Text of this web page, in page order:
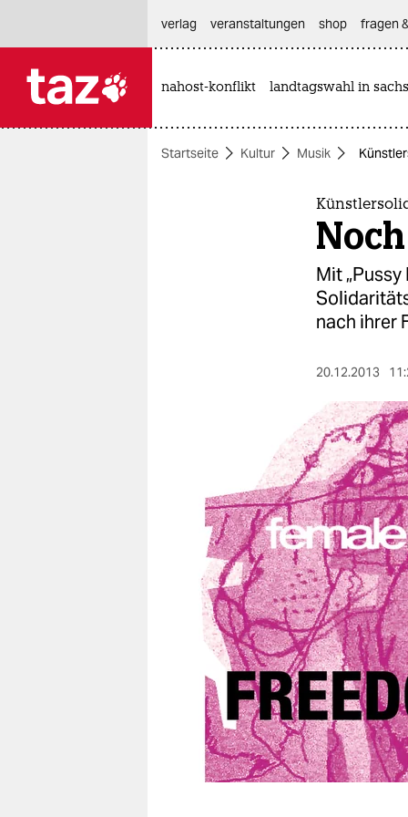
themen
wahrheit
verlag
veranstaltungen
fragen & hilfe
unterstützen
genossenschaft
verlag
veranstaltungen shop fragen
nahost-konflikt landtagswahl in
Startseite Kultur Musik
Mit
nach ihrer
20.12.2013